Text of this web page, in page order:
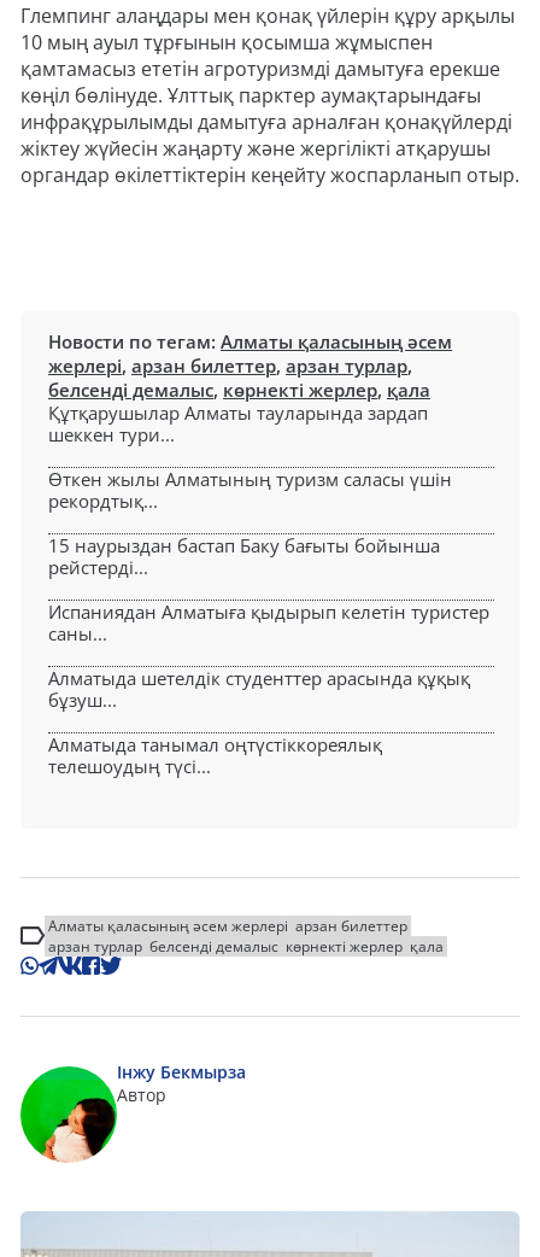
Глемпинг алаңдары мен қонақ үйлерін құру арқылы
10 мың ауыл тұрғынын қосымша жұмыспен
қамтамасыз ететін агротуризмді дамытуға ерекше
көңіл бөлінуде. Ұлттық парктер аумақтарындағы
инфрақұрылымды дамытуға арналған қонақүйлерді
жіктеу жүйесін жаңарту және жергілікті атқарушы
органдар өкілеттіктерін кеңейту жоспарланып отыр.
Новости по тегам: Алматы қаласының әсем
жерлері, арзан билеттер, арзан турлар,
белсенді демалыс, көрнекті жерлер, қала
Құтқарушылар Алматы тауларында зардап
шеккен тури...
Өткен жылы Алматының туризм саласы үшін
рекордтық...
15 наурыздан бастап Баку бағыты бойынша
рейстерді...
Испаниядан Алматыға қыдырып келетін туристер
саны...
Алматыда шетелдік студенттер арасында құқық
бұзуш...
Алматыда танымал оңтүстіккореялық
телешоудың түсі...
Алматы қаласының әсем жерлері арзан билеттер
арзан турлар белсенді демалыс көрнекті жерлер қала
Інжу Бекмырза
Автор